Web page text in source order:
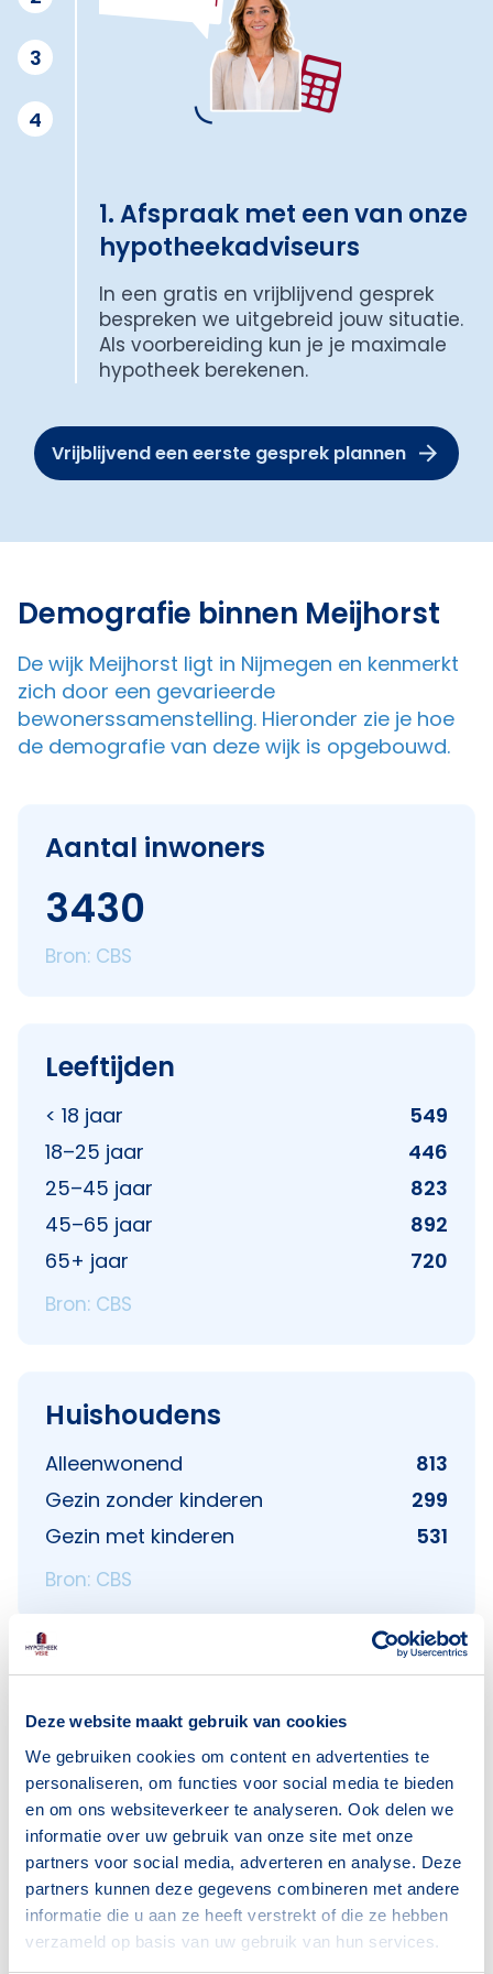
Deze website maakt gebruik van cookies
We gebruiken cookies om content en advertenties te
personaliseren, om functies voor social media te bieden
en om ons websiteverkeer te analyseren. Ook delen we
informatie over uw gebruik van onze site met onze
partners voor social media, adverteren en analyse. Deze
partners kunnen deze gegevens combineren met andere
informatie die u aan ze heeft verstrekt of die ze hebben
verzameld op basis van uw gebruik van hun services.
3
4
1. Afspraak met een van onze
hypotheekadviseurs
In een gratis en vrijblijvend gesprek
bespreken we uitgebreid jouw situatie.
Als voorbereiding kun je je maximale
hypotheek berekenen.
Vrijblijvend een eerste gesprek plannen
Demografie binnen Meijhorst
De wijk Meijhorst ligt in Nijmegen en kenmerkt
zich door een gevarieerde
bewonerssamenstelling. Hieronder zie je hoe
de demografie van deze wijk is opgebouwd.
Aantal inwoners
3430
Bron: CBS
Leeftijden
< 18 jaar
549
18–25 jaar
446
25–45 jaar
823
45–65 jaar
892
65+ jaar
720
Bron: CBS
Huishoudens
Alleenwonend
813
Gezin zonder kinderen
299
Gezin met kinderen
531
Bron: CBS
Voorzieningen in Meijhorst
Deze wijk heeft het allemaal voor je. Zo vind je
er:
Supermarkten Banken